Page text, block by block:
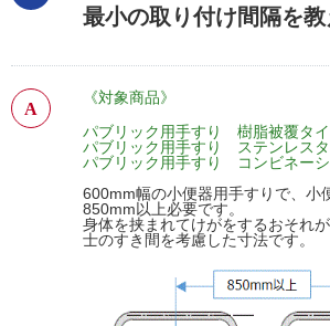
最小の取り付け間隔を教
《対象商品》
パブリック用手すり 樹脂被覆タ
パブリック用手すり ステンレス
パブリック用手すり コンビネー
600mm幅の小便器用手すりで、小
850mm以上必要です。
身体を挟まれてけがをするおそれ
士のすき間を考慮した寸法です。